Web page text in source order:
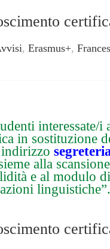
, Erasmus+,
interessate/
in sostituzione
alla
e al modulo
linguistiche”.